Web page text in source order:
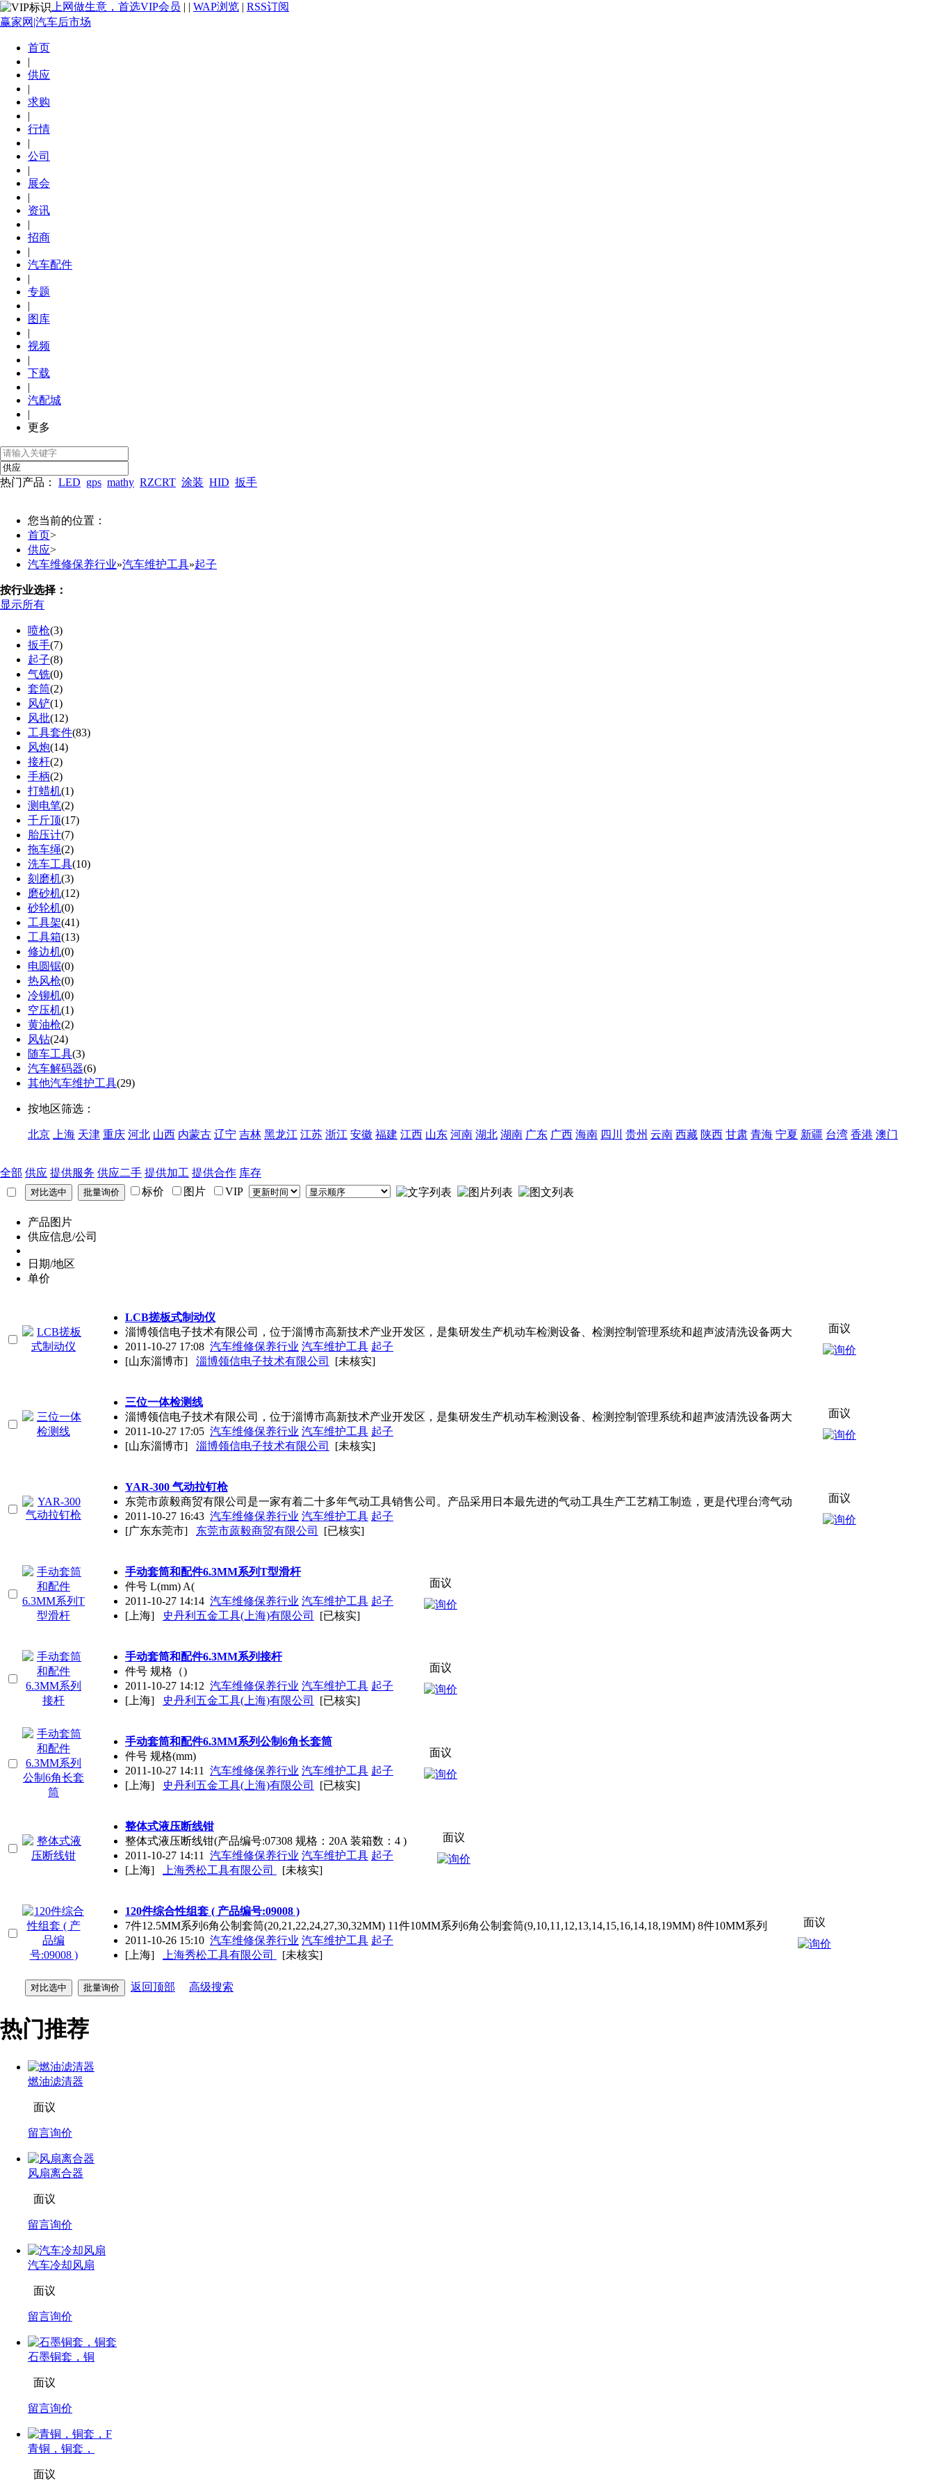
上网做生意，首选VIP会员 | | WAP浏览 | RSS订阅
赢家网|汽车后市场
首页
|
供应
|
求购
|
行情
|
公司
|
展会
|
资讯
|
招商
|
汽车配件
|
专题
|
图库
|
视频
|
下载
|
汽配城
|
更多
热门产品： LED gps mathy RZCRT 涂装 HID 扳手
您当前的位置：
首页>
供应>
汽车维修保养行业»汽车维护工具»起子
按行业选择：
显示所有
喷枪(3)
扳手(7)
起子(8)
气铣(0)
套筒(2)
风铲(1)
风批(12)
工具套件(83)
风炮(14)
接杆(2)
手柄(2)
打蜡机(1)
测电笔(2)
千斤顶(17)
胎压计(7)
拖车绳(2)
洗车工具(10)
刻磨机(3)
磨砂机(12)
砂轮机(0)
工具架(41)
工具箱(13)
修边机(0)
电圆锯(0)
热风枪(0)
冷铆机(0)
空压机(1)
黄油枪(2)
风钻(24)
随车工具(3)
汽车解码器(6)
其他汽车维护工具(29)
按地区筛选：
北京 上海 天津 重庆 河北 山西 内蒙古 辽宁 吉林 黑龙江 江苏 浙江 安徽 福建 江西 山东 河南 湖北 湖南 广东 广西 海南 四川 贵州 云南 西藏 陕西 甘肃 青海 宁夏 新疆 台湾 香港 澳门
全部 供应 提供服务 供应二手 提供加工 提供合作 库存
标价
图片 VIP
产品图片
供应信息/公司
日期/地区
单价
LCB搓板式制动仪
淄博领信电子技术有限公司，位于淄博市高新技术产业开发区，是集研发生产机动车检测设备、检测控制管理系统和超声波清洗设备两大
2011-10-27 17:08 汽车维修保养行业 汽车维护工具 起子
[山东淄博市]
淄博领信电子技术有限公司 [未核实]
面议
三位一体检测线
淄博领信电子技术有限公司，位于淄博市高新技术产业开发区，是集研发生产机动车检测设备、检测控制管理系统和超声波清洗设备两大
2011-10-27 17:05 汽车维修保养行业 汽车维护工具 起子
[山东淄博市]
淄博领信电子技术有限公司 [未核实]
面议
YAR-300 气动拉钉枪
东莞市蒝毅商贸有限公司是一家有着二十多年气动工具销售公司。产品采用日本最先进的气动工具生产工艺精工制造，更是代理台湾气动
2011-10-27 16:43 汽车维修保养行业 汽车维护工具 起子
[广东东莞市]
东莞市蒝毅商贸有限公司 [已核实]
面议
手动套筒和配件6.3MM系列T型滑杆
件号 L(mm) A(
2011-10-27 14:14 汽车维修保养行业 汽车维护工具 起子
[上海]
史丹利五金工具(上海)有限公司 [已核实]
面议
手动套筒和配件6.3MM系列接杆
件号 规格（)
2011-10-27 14:12 汽车维修保养行业 汽车维护工具 起子
[上海]
史丹利五金工具(上海)有限公司 [已核实]
面议
手动套筒和配件6.3MM系列公制6角长套筒
件号 规格(mm)
2011-10-27 14:11 汽车维修保养行业 汽车维护工具 起子
[上海]
史丹利五金工具(上海)有限公司 [已核实]
面议
整体式液压断线钳
整体式液压断线钳(产品编号:07308 规格：20A 装箱数：4 )
2011-10-27 14:11 汽车维修保养行业 汽车维护工具 起子
[上海]
上海秀松工具有限公司 [未核实]
面议
120件综合性组套 ( 产品编号:09008 )
7件12.5MM系列6角公制套筒(20,21,22,24,27,30,32MM) 11件10MM系列6角公制套筒(9,10,11,12,13,14,15,16,14,18,19MM) 8件10MM系列
2011-10-26 15:10 汽车维修保养行业 汽车维护工具 起子
[上海]
上海秀松工具有限公司 [未核实]
面议
返回顶部 高级搜索
热门推荐
燃油滤清器
面议
留言询价
风扇离合器
面议
留言询价
汽车冷却风扇
面议
留言询价
石墨铜套，铜
面议
留言询价
青铜，铜套，
面议